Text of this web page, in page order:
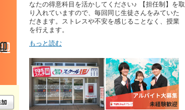
なたの得意科目を活かしてください♪ 【担任制】を取
り入れていますので、毎回同じ生徒さんをみていた
だきます。ストレスや不安を感じることなく、授業
を行えます。
もっと読む